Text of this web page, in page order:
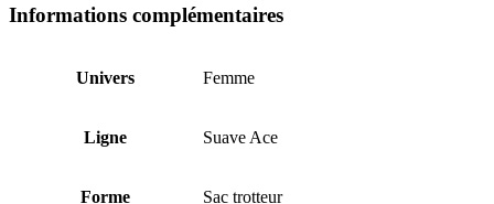
Informations complémentaires
Univers Femme
Ligne Suave Ace
Forme Sac trotteur